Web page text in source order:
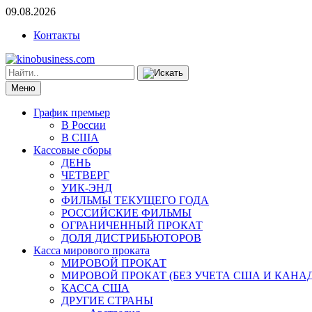
09.08.2026
Контакты
Меню
График премьер
В России
В США
Кассовые сборы
ДЕНЬ
ЧЕТВЕРГ
УИК-ЭНД
ФИЛЬМЫ ТЕКУЩЕГО ГОДА
РОССИЙСКИЕ ФИЛЬМЫ
ОГРАНИЧЕННЫЙ ПРОКАТ
ДОЛЯ ДИСТРИБЬЮТОРОВ
Касса мирового проката
МИРОВОЙ ПРОКАТ
МИРОВОЙ ПРОКАТ (БЕЗ УЧЕТА США И
КАССА США
ДРУГИЕ СТРАНЫ